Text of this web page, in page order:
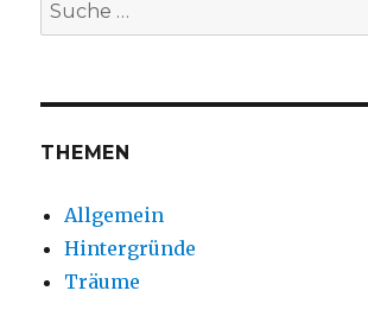
nach:
THEMEN
Allgemein
Hintergründe
Träume